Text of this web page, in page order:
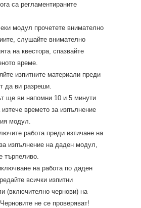
са регламентираните
модул прочетете внимателно
слушайте внимателно
на квестора, спазвайте
време.
изпитните материали преди
да ви разреши.
ще ви напомни 10 и 5 минути
времето за изпълнение
модул.
работа преди изтичане на
изпълнение на даден модул,
търпеливо.
на работа по даден
всички изпитни
(включително чернови) на
не се проверяват!